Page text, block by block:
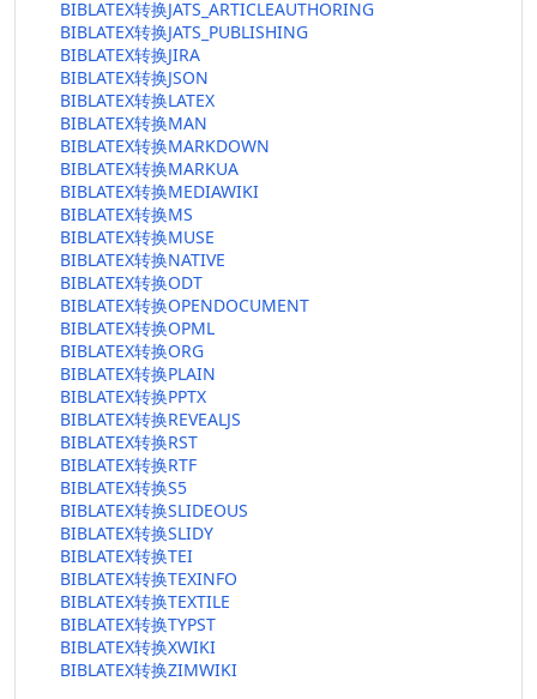
BIBLATEX转换JATS_ARTICLEAUTHORING
BIBLATEX转换JATS_PUBLISHING
BIBLATEX转换JIRA
BIBLATEX转换JSON
BIBLATEX转换LATEX
BIBLATEX转换MAN
BIBLATEX转换MARKDOWN
BIBLATEX转换MARKUA
BIBLATEX转换MEDIAWIKI
BIBLATEX转换MS
BIBLATEX转换MUSE
BIBLATEX转换NATIVE
BIBLATEX转换ODT
BIBLATEX转换OPENDOCUMENT
BIBLATEX转换OPML
BIBLATEX转换ORG
BIBLATEX转换PLAIN
BIBLATEX转换PPTX
BIBLATEX转换REVEALJS
BIBLATEX转换RST
BIBLATEX转换RTF
BIBLATEX转换S5
BIBLATEX转换SLIDEOUS
BIBLATEX转换SLIDY
BIBLATEX转换TEI
BIBLATEX转换TEXINFO
BIBLATEX转换TEXTILE
BIBLATEX转换TYPST
BIBLATEX转换XWIKI
BIBLATEX转换ZIMWIKI